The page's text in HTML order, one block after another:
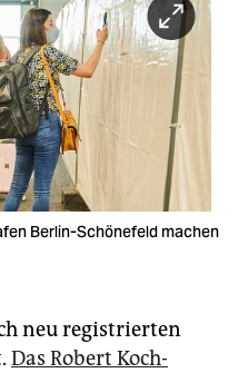
Berlin-Schönefeld machen
neu registrierten
Das Robert Koch-